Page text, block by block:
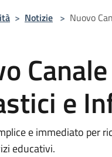
> Notizie > Nuovo
e
e immediato per
educativi.